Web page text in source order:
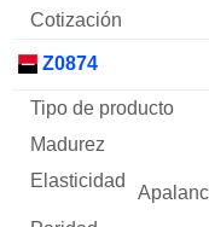
Z0874